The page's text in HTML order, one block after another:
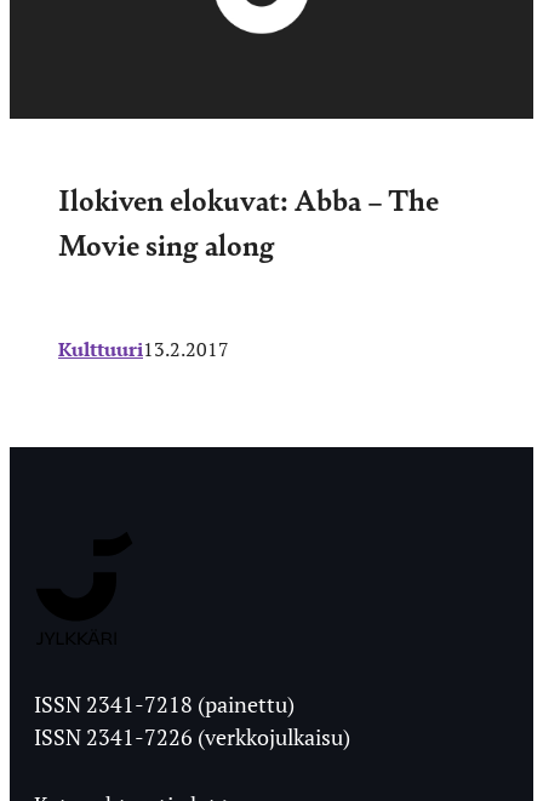
Ilokiven elokuvat: Abba – The
Movie sing along
Kulttuuri13.2.2017
Ylioppilaslehti
ISSN 2341-7218 (painettu)
ISSN 2341-7226 (verkkojulkaisu)